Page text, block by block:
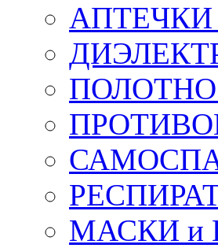
АПТЕЧКИ
ПОЛОТНО
МАСКИ и